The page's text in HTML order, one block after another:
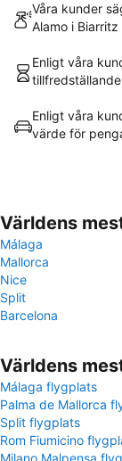
Våra kunder
Alamo i Biarritz
Enligt våra
Enligt våra
värde för
Världens
Málaga
Mallorca
Nice
Split
Barcelona
Världens
Málaga flygplats
Palma de Mallorca
Split flygplats
Rom Fiumicino
Milano Malpensa